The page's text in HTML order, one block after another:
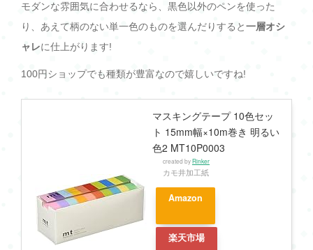
モダンな雰囲気に合わせるなら、黒色以外のペンを使った
り、あえて柄のない単一色のものを選んだりすると一層オシ
ャレに仕上がります!
100円ショップでも種類が豊富なので嬉しいですね!
マスキングテープ 10色セッ
ト 15mm幅×10m巻き 明るい
色2 MT10P0003
created byRinker
カモ井加工紙
Amazon
楽天市場